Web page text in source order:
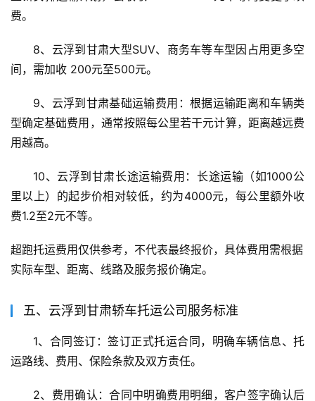
费。
8、云浮到甘肃大型SUV、商务车等车型因占用更多空
间，需加收 200元至500元。
9、云浮到甘肃基础运输费用：根据运输距离和车辆类
型确定基础费用，通常按照每公里若干元计算，距离越远费
用越高。
10、云浮到甘肃长途运输费用：长途运输（如1000公
里以上）的起步价相对较低，约为4000元，每公里额外收
费1.2至2元不等。
超跑托运费用仅供参考，不代表最终报价，具体费用需根据
实际车型、距离、线路及服务报价确定。
五、云浮到甘肃轿车托运公司服务标准
1、合同签订：签订正式托运合同，明确车辆信息、托
运路线、费用、保险条款及双方责任。
2、费用确认：合同中明确费用明细，客户签字确认后